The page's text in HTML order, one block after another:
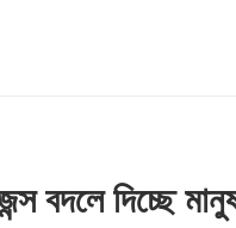
বদলে দিচ্ছে